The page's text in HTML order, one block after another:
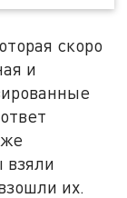
скоро
и
взяли
их.